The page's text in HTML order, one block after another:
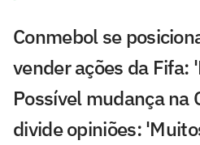
Conmebol se
vender ações da
Possível mudança na
divide opiniões: